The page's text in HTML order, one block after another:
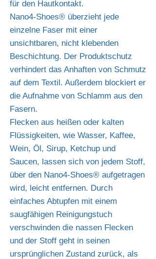
für den Hautkontakt.
Nano4-Shoes® überzieht jede
einzelne Faser mit einer
unsichtbaren, nicht klebenden
Beschichtung. Der Produktschutz
verhindert das Anhaften von Schmutz
auf dem Textil. Außerdem blockiert er
die Aufnahme von Schlamm aus den
Fasern.
Flecken aus heißen oder kalten
Flüssigkeiten, wie Wasser, Kaffee,
Wein, Öl, Sirup, Ketchup und
Saucen, lassen sich von jedem Stoff,
über den Nano4-Shoes® aufgetragen
wird, leicht entfernen. Durch
einfaches Abtupfen mit einem
saugfähigen Reinigungstuch
verschwinden die nassen Flecken
und der Stoff geht in seinen
ursprünglichen Zustand zurück, als